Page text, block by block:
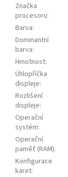
Značka
procesoru:
Barva:
Dominantní
barva:
Hmotnost:
Úhlopříčka
displeje:
Rozlišení
displeje:
Operační
systém:
Operační
paměť (RAM):
Konfigurace
karet: